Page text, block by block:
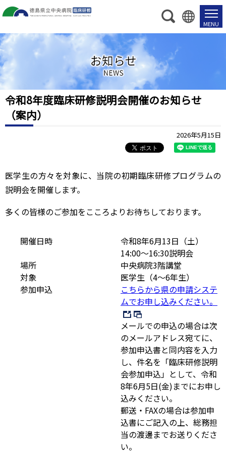
令和8年度臨床研修説明会開催のお知らせ
（案内）
2026年5月15日
医学生の方々を対象に、当院の初期臨床研修プログラムの
説明会を開催します。
多くの皆様のご参加をこころよりお待ちしております。
開催日時
令和8年6月13日（土）
14:00～16:30説明会
場所
中央病院3階講堂
対象
医学生（4～6年生）
参加申込
こちらから県の申請システ
ムでお申し込みください。
メールでの申込の場合は次
のメールアドレス宛てに、
参加申込書と同内容を入力
し、件名を「臨床研修説明
会参加申込」として、令和
8年6月5日(金)までにお申し
込みください。
郵送・FAXの場合は参加申
込書にご記入の上、総務担
当の渡邊までお送りくださ
い。